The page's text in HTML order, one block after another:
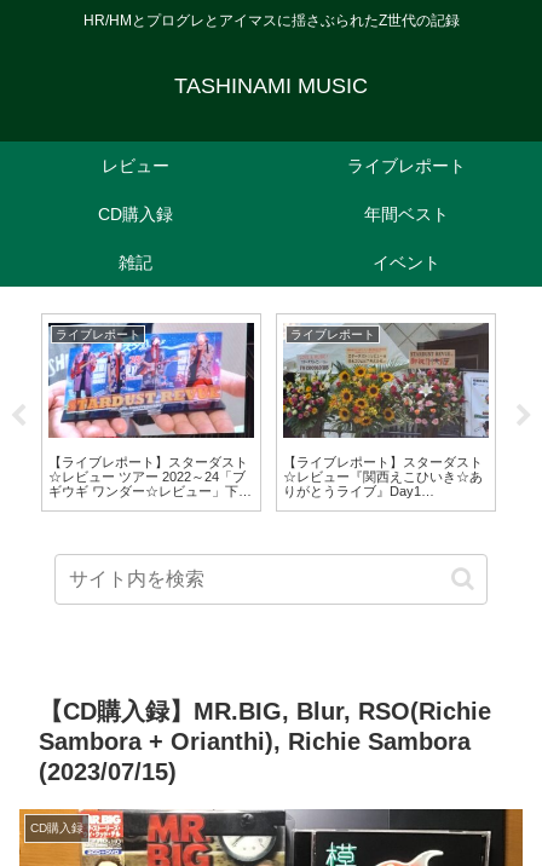
HR/HMとプログレとアイマスに揺さぶられたZ世代の記録
TASHINAMI MUSIC
レビュー ライブレポート
CD購入録 年間ベスト
雑記 イベント
ライブレポート
【ライブレポート】スターダスト
☆レビュー ツアー 2022～24「ブ
ギウギ ワンダー☆レビュー」下松
ライブレポート
【ライブレポート】スターダスト
☆レビュー『関西えこひいき☆あ
りがとうライブ』Day1
【CD購入録】MR.BIG, Blur, RSO(Richie
Sambora + Orianthi), Richie Sambora
(2023/07/15)
CD購入録